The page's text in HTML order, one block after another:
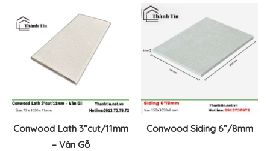
Conwood Lath 3”cut/11mm
– Vân Gỗ
Conwood Siding 6”/8mm